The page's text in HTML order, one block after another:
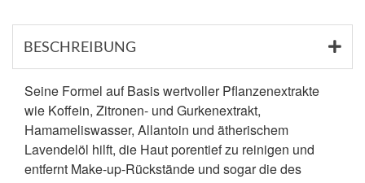
BESCHREIBUNG
Seine Formel auf Basis wertvoller Pflanzenextrakte
wie Koffein, Zitronen- und Gurkenextrakt,
Hamameliswasser, Allantoin und ätherischem
Lavendelöl hilft, die Haut porentief zu reinigen und
entfernt Make-up-Rückstände und sogar die des